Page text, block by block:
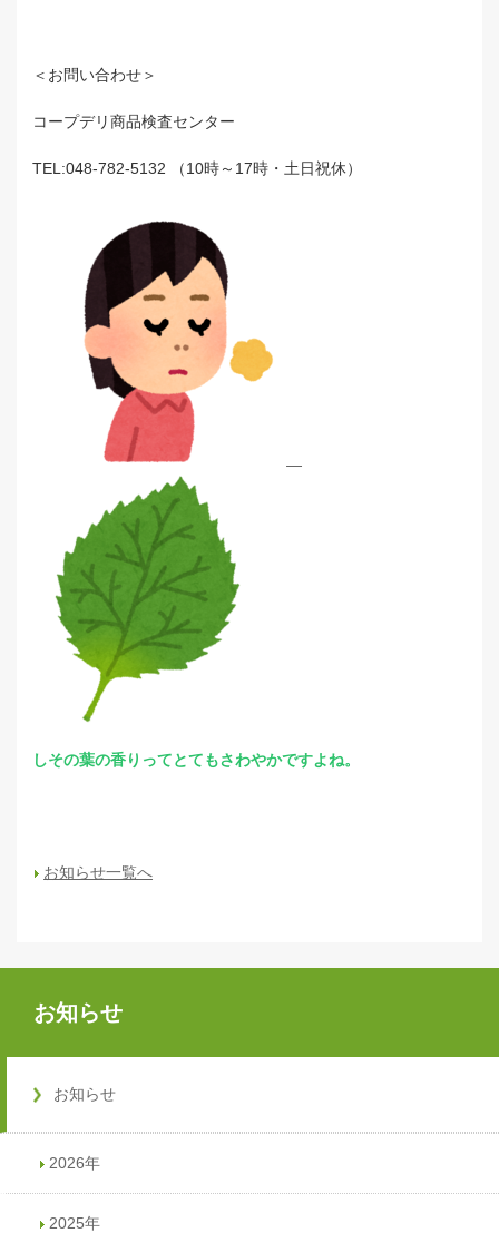
＜お問い合わせ＞
コープデリ商品検査センター
TEL:048-782-5132 （10時～ 17時・土日祝休）
しその葉の香りってとてもさわやかですよね。
お知らせ一覧へ
お知らせ
お知らせ
2026年
2025年